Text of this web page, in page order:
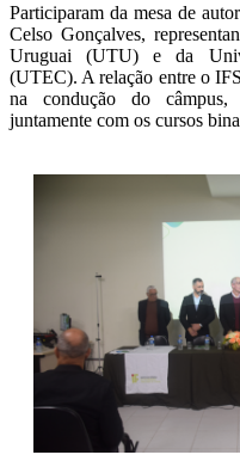
Participaram da mesa de
Celso Gonçalves,
Uruguai (UTU) e da
(UTEC). A relação entre o
na condução do
juntamente com os cursos